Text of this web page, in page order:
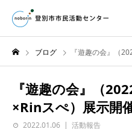
ブログ 『遊趣の会』（
『遊趣の会』（
×Rinスぺ）展示開
2022.01.06 活動報告